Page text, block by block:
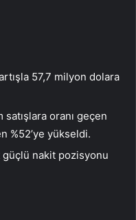
57,7 milyon dolara
satışlara oranı geçen
%52’ye yükseldi.
nakit pozisyonu